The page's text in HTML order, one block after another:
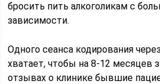
бросить пить алкоголикам с
зависимости.
Одного сеанса кодирования
хватает, чтобы на 8-12 месяцев
отзывах о клинике бывшие